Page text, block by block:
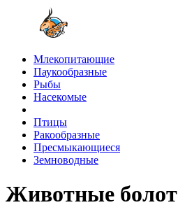
Млекопитающие
Паукообразные
Рыбы
Насекомые
Птицы
Ракообразные
Пресмыкающиеся
Земноводные
Животные болот